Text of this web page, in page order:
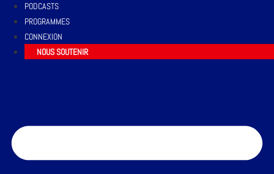
PODCASTS
PROGRAMMES
CONNEXION
NOUS SOUTENIR